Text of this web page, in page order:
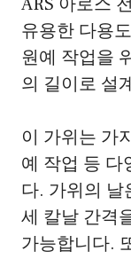
유용한 다용
원예 작업을
의 길이로 설
이 가위는 가
예 작업 등 다
다. 가위의 날
세 칼날 간격
가능합니다.